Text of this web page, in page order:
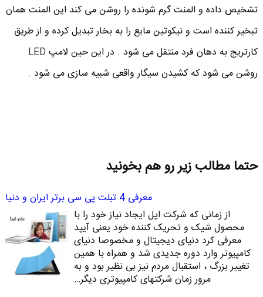
تشخیص داده و المنت گرم شونده را روشن می کند این المنت همان
تبخیر کننده است و نیکوتین مایع را به بخار تبدیل کرده و از طریق
کارتریج به دهان فرد منتقل می شود . در این حین لامپLED
روشن می شود که کشیدن سیگار واقعی شبیه سازی می شود .
حتما مطالب زیر رو هم بخونید
معرفی 4 تبلت پی سی برتر ایران و دنیا
از زمانی که شرکت اپل ایجاد نیاز خود را با
محصول شیک و تحریک کننده خود یعنی آیپد
معرفی کرد دنیای دیجیتال و مخصوصا دنیای
کامپیوتر وارد دوره جدیدی شد و همراه با همین
تغییر بزرگ ، استقبال مردم نیز بی نظیر بود و به
مرور زمان شرکتهای کامپیوتری دیگر…